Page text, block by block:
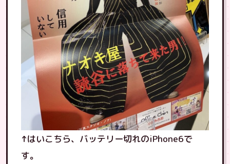
↑はいこちら、バッテリー切れのiPhone6で
す。